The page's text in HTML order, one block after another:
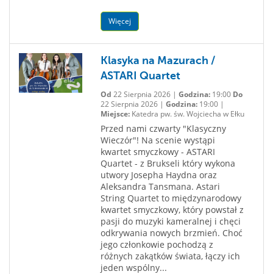
Więcej
Klasyka na Mazurach /
ASTARI Quartet
Od 22 Sierpnia 2026 | Godzina:19:00 Do
22 Sierpnia 2026 | Godzina:19:00 |
Miejsce:Katedra pw. św. Wojciecha w Ełku
Przed nami czwarty "Klasyczny
Wieczór"! Na scenie wystąpi
kwartet smyczkowy - ASTARI
Quartet - z Brukseli który wykona
utwory Josepha Haydna oraz
Aleksandra Tansmana. Astari
String Quartet to międzynarodowy
kwartet smyczkowy, który powstał z
pasji do muzyki kameralnej i chęci
odkrywania nowych brzmień. Choć
jego członkowie pochodzą z
różnych zakątków świata, łączy ich
jeden wspólny...